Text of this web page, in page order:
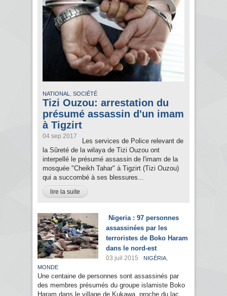
NATIONAL , SOCIÉTÉ
Tizi Ouzou: arrestation du
présumé assassin d'un imam
à Tigzirt
04 sep 2017
Les services de Police relevant de
la Sûreté de la wilaya de Tizi Ouzou ont
interpellé le présumé assassin de l'imam de la
mosquée "Cheikh Tahar" à Tigzirt (Tizi Ouzou)
qui a succombé à ses blessures...
lire la suite
Nigeria : 97 personnes
assassinées par les
terroristes de Boko Haram
dans le nord-est
03 juil 2015 NIGÉRIA,
MONDE
Une centaine de personnes sont assassinés par
des membres présumés du groupe islamiste Boko
Haram dans le village de Kukawa, proche du lac